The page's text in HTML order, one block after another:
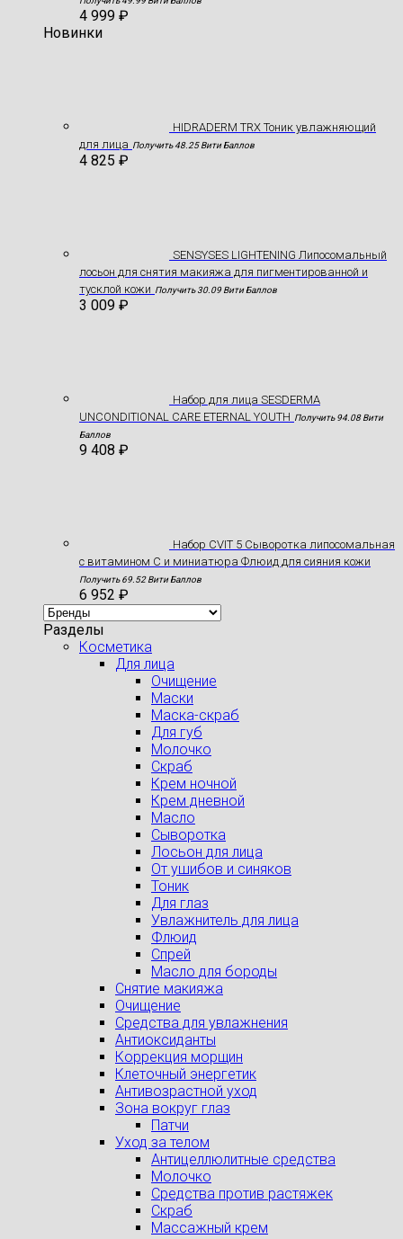
4 999 ₽
Новинки
HIDRADERM TRX Тоник увлажняющий
для лица Получить 48.25 Вити Баллов
4 825 ₽
SENSYSES LIGHTENING Липосомальный
лосьон для снятия макияжа для пигментированной и
тусклой кожи Получить 30.09 Вити Баллов
3 009 ₽
Hабор для лица SESDERMA
UNCONDITIONAL CARE ETERNAL YOUTH Получить 94.08 Вити
Баллов
9 408 ₽
Набор CVIT 5 Сыворотка липосомальная
с витамином С и миниатюра Флюид для сияния кожи
Получить 69.52 Вити Баллов
6 952 ₽
Разделы
Косметика
Для лица
Очищение
Маски
Маска-скраб
Для губ
Молочко
Скраб
Крем ночной
Крем дневной
Масло
Сыворотка
Лосьон для лица
От ушибов и синяков
Тоник
Для глаз
Увлажнитель для лица
Флюид
Спрей
Масло для бороды
Снятие макияжа
Очищение
Средства для увлажнения
Антиоксиданты
Коррекция морщин
Клеточный энергетик
Антивозрастной уход
Зона вокруг глаз
Патчи
Уход за телом
Антицеллюлитные средства
Молочко
Средства против растяжек
Скраб
Массажный крем